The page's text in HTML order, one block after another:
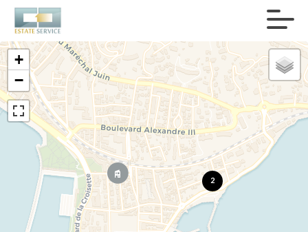
2
+
−